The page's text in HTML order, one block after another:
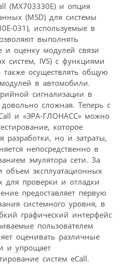
(MX703330E) и опция
(MSD) для системы
031), используемые в
выполнять
и оценку модулей связи
систем, IVS) с функциями
осуществлять общую
в автомобили.
сигнализации в
сложная. Теперь с
и «ЭРА-ГЛОНАСС» можно
которое
разработки, но и затраты,
непосредственно в
эмулятора сети. За
объем эксплуатационных
для проверки и отладки
предоставляет первую
системного уровня, в
графический интерфейс
пользователем
оценивать различные
и упрощает
систем eCall.